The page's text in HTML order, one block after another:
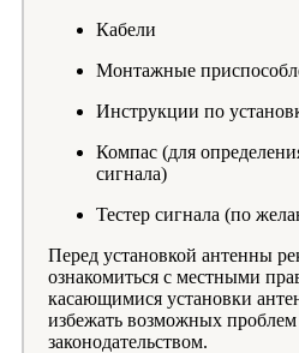
Кабели
Монтажные
Инструкции по
Компас (для
сигнала)
Тестер сигнала (по
Перед установкой антенны
ознакомиться с местными
касающимися установки
избежать возможных
законодательством.